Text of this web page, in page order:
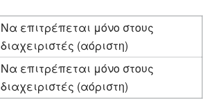
Να επιτρέπεται μόνο στους
διαχειριστές (αόριστη)
Να επιτρέπεται μόνο στους
διαχειριστές (αόριστη)